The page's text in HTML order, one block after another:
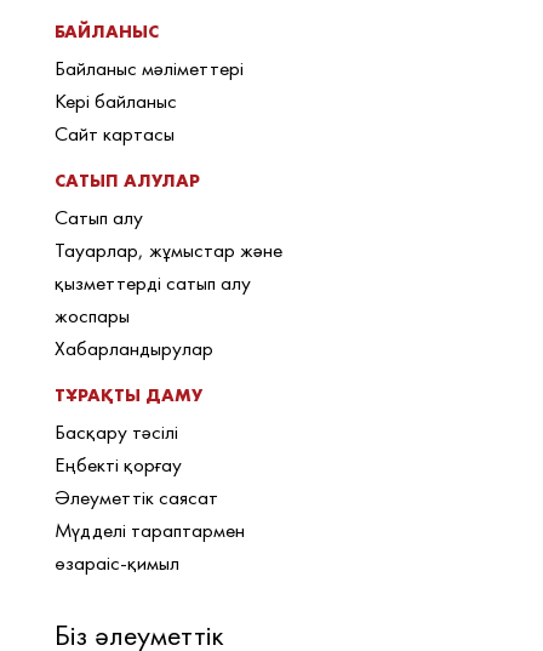
БАЙЛАНЫС
Байланыс мәліметтері
Кері байланыс
Сайт картасы
САТЫП АЛУЛАР
Сатып алу
Тауарлар, жұмыстар және
қызметтерді сатып алу
жоспары
Хабарландырулар
ТҰРАҚТЫ ДАМУ
Басқару тәсілі
Еңбекті қорғау
Әлеуметтік саясат
Мүдделі тараптармен
өзараіс-қимыл
Біз әлеуметтік